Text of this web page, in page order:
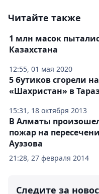
Читайте также
12:55, 01 мая 2020
1 млн масок
Казахстана
15:31, 18 октября 2013
5 бутиков сгорели
«Шахристан» в
21:28, 27 февраля 2014
В Алматы
пожар на
Ауэзова
Следите за